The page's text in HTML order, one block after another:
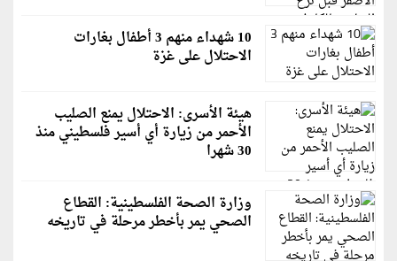
10 شهداء منهم 3 أطفال بغارات
الاحتلال على غزة
هيئة الأسرى: الاحتلال يمنع الصليب
الأحمر من زيارة أي أسير فلسطيني منذ
30 شهرا
وزارة الصحة الفلسطينية: القطاع
الصحي يمر بأخطر مرحلة في تاريخه